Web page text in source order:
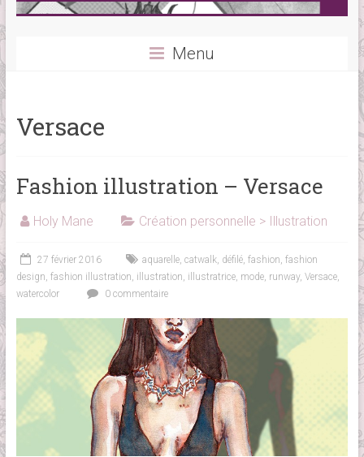
Menu
Versace
Fashion illustration – Versace
Holy Mane Création personnelle > Illustration
27 février 2016 aquarelle, catwalk, défilé, fashion, fashion
design, fashion illustration, illustration, illustratrice, mode, runway, Versace,
watercolor
0 commentaire